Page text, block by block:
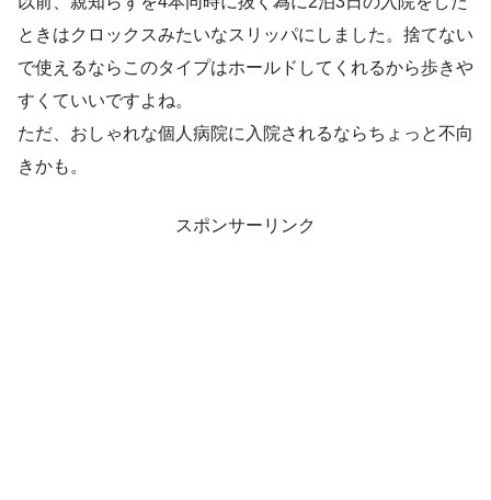
ときはクロックスみたいなスリッパにしました。捨てない
で使えるならこのタイプはホールドしてくれるから歩きや
すくていいですよね。
ただ、おしゃれな個人病院に入院されるならちょっと不向
きかも。
スポンサーリンク